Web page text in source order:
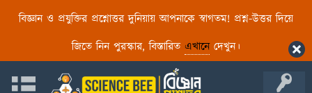
বিজ্ঞান ও প্রযুক্তির প্রশ্নোত্তর দুনিয়ায় আপনাকে স্বাগতম! প্রশ্ন-উত্তর দিয়ে
জিতে নিন পুরস্কার, বিস্তারিত এখানেদেখুন।